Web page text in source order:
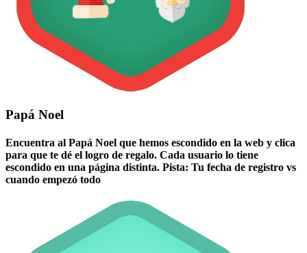
Papá Noel
Encuentra al Papá Noel que hemos escondido en la web y clica
para que te dé el logro de regalo. Cada usuario lo tiene
escondido en una página distinta. Pista: Tu fecha de registro vs
cuando empezó todo